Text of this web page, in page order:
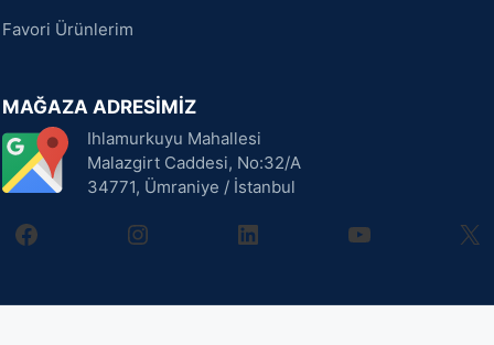
Favori Ürünlerim
MAĞAZA ADRESİMİZ
Ihlamurkuyu Mahallesi
Malazgirt Caddesi, No:32/A
34771, Ümraniye / İstanbul
facebookinstagramlinkedin youtube X